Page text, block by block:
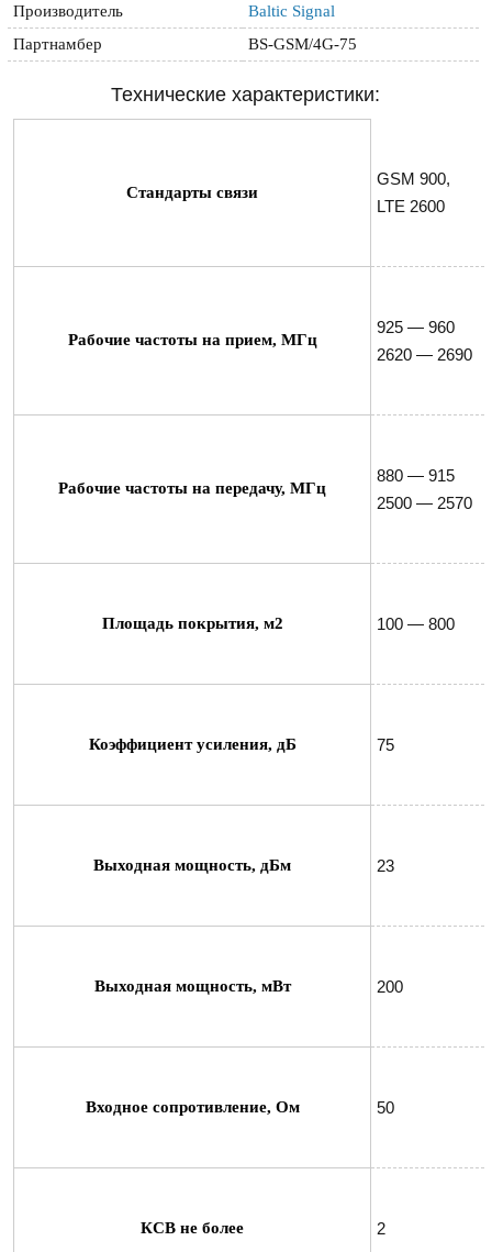
Производитель
Baltic Signal
Партнамбер
BS-GSM/4G-75
Технические характеристики:
Стандарты связи
GSM 900,
LTE 2600
Рабочие частоты на прием, МГц
925 — 960
2620 — 2690
Рабочие частоты на передачу, МГц
880 — 915
2500 — 2570
Площадь покрытия, м2 100 — 800
Коэффициент усиления, дБ 75
Выходная мощность, дБм 23
Выходная мощность, мВт 200
Входное сопротивление, Ом 50
КСВ не более 2